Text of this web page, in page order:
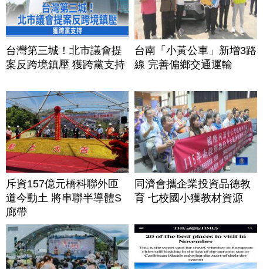
台灣第三城！北市議會提
案反跨境鎮壓 獲跨黨支持
台南「小黃公車」新增3路
線 完善偏鄉交通運輸
斥資157億元橋科聯外匝
道今動土 將串聯半導體S
廊帶
同濟會攜企業投資品德教
育 七校國小獲教材資源